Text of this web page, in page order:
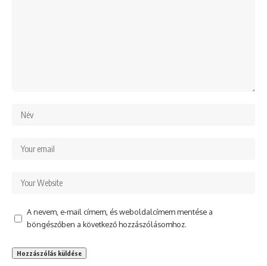
A nevem, e-mail címem, és weboldalcímem mentése a
böngészőben a következő hozzászólásomhoz.